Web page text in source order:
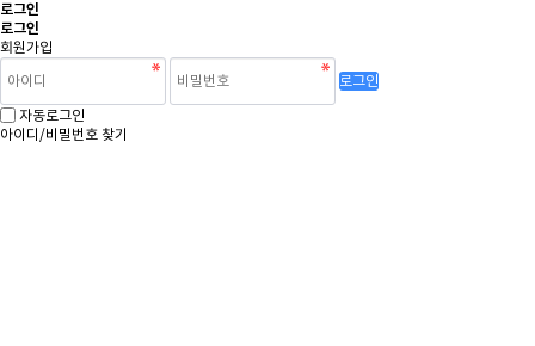
로그인
로그인
회원가입
로그인
자동로그인
아이디/비밀번호 찾기